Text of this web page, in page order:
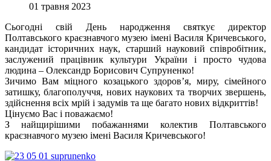
01 травня 2023
Сьогодні свій День народження святкує директор
Полтавського краєзнавчого музею імені Василя Кричевського,
кандидат історичних наук, старший науковий співробітник,
заслужений працівник культури України і просто чудова
людина – Олександр Борисович Супруненко!
Зичимо Вам міцного козацького здоров’я, миру, сімейного
затишку, благополуччя, нових наукових та творчих звершень,
здійснення всіх мрій і задумів та ще багато нових відкриттів!
Цінуємо Вас і поважаємо!
З найщирішими побажаннями колектив Полтавського
краєзнавчого музею імені Василя Кричевського!